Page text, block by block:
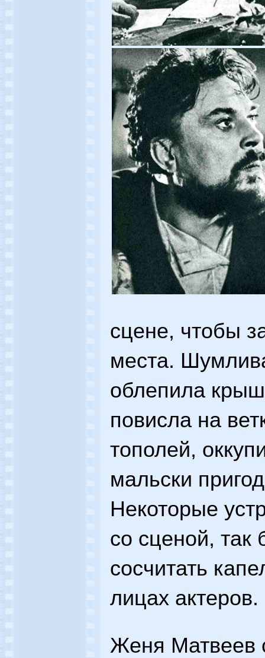
сцене, чтобы
места.
облепила
повисла на
тополей,
мальски
Некоторые
со сценой, так
сосчитать
лицах актеров.
Женя Матвеев